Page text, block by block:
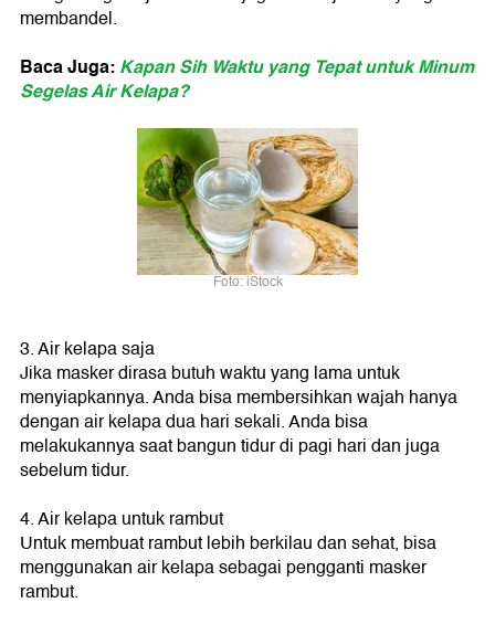
membandel.
Baca Juga:Kapan Sih Waktu yang Tepat untuk Minum
Segelas Air Kelapa?
Foto: iStock
3. Air kelapa saja
Jika masker dirasa butuh waktu yang lama untuk
menyiapkannya. Anda bisa membersihkan wajah hanya
dengan air kelapa dua hari sekali. Anda bisa
melakukannya saat bangun tidur di pagi hari dan juga
sebelum tidur.
4. Air kelapa untuk rambut
Untuk membuat rambut lebih berkilau dan sehat, bisa
menggunakan air kelapa sebagai pengganti masker
rambut.